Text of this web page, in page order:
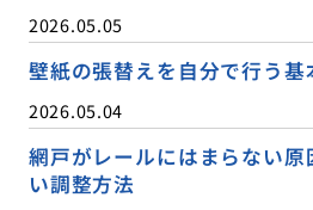
2026.05.05
壁紙の張替えを自分で行う基
2026.05.04
網戸がレールにはまらない
い調整方法